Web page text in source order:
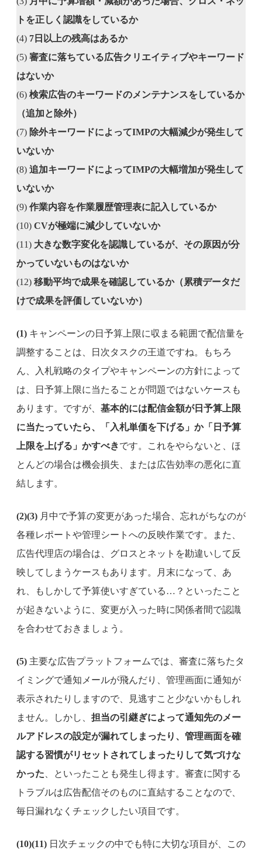
トを正しく認識をしているか
(4) 7日以上の残高はあるか
(5) 審査に落ちている広告クリエイティブやキーワード
はないか
(6) 検索広告のキーワードのメンテナンスをしているか
（追加と除外）
(7) 除外キーワードによってIMPの大幅減少が発生して
いないか
(8) 追加キーワードによってIMPの大幅増加が発生して
いないか
(9) 作業内容を作業履歴管理表に記入しているか
(10) CVが極端に減少していないか
(11) 大きな数字変化を認識しているが、その原因が分
かっていないものはないか
(12) 移動平均で成果を確認しているか（累積データだ
けで成果を評価していないか）
(1) キャンペーンの日予算上限に収まる範囲で配信量を
調整することは、日次タスクの王道ですね。もちろ
ん、入札戦略のタイプやキャンペーンの方針によって
は、日予算上限に当たることが問題ではないケースも
あります。ですが、 基本的には配信金額が日予算上限
に当たっていたら、「入札単価を下げる」か「日予算
上限を上げる」かすべきです。これをやらないと、ほ
とんどの場合は機会損失、または広告効率の悪化に直
結します。
(2)(3) 月中で予算の変更があった場合、忘れがちなのが
各種レポートや管理シートへの反映作業です。また、
広告代理店の場合は、グロスとネットを勘違いして反
映してしまうケースもあります。月末になって、あ
れ、もしかして予算使いすぎている…？といったこと
が起きないように、変更が入った時に関係者間で認識
を合わせておきましょう。
(5) 主要な広告プラットフォームでは、審査に落ちたタ
イミングで通知メールが飛んだり、管理画面に通知が
表示されたりしますので、見逃すこと少ないかもしれ
ません。しかし、 担当の引継ぎによって通知先のメー
ルアドレスの設定が漏れてしまったり、管理画面を確
認する習慣がリセットされてしまったりして気づけな
かった 、といったことも発生し得ます。審査に関する
トラブルは広告配信そのものに直結することなので、
毎日漏れなくチェックしたい項目です。
(10)(11) 日次チェックの中でも特に大切な項目が、この